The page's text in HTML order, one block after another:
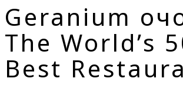
Geranium
The World’s
Best